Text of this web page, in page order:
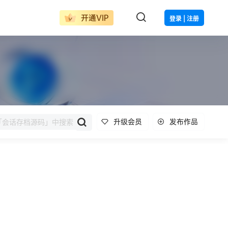
开通VIP 登录 | 注册
升级会员 发布作品